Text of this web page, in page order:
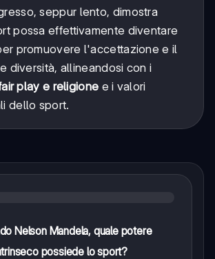
seppur lento, dimostra
possa effettivamente diventare
promuovere l'accettazione e il
diversità, allineandosi con i
play e religione e i valori
dello sport.
Nelson Mandela, quale potere
possiede lo sport?